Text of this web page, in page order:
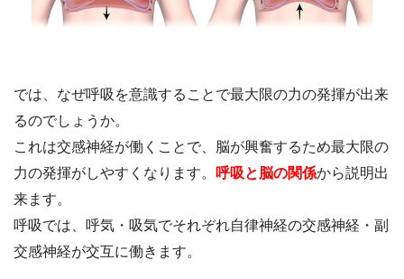
では、なぜ呼吸を意識することで最大限の力の発揮が出来
るのでしょうか。
これは交感神経が働くことで、脳が興奮するため最大限の
力の発揮がしやすくなります。
呼吸と脳の関係から説明出
来ます。
呼吸では、呼気・吸気でそれぞれ自律神経の交感神経・副
交感神経が交互に働きます。